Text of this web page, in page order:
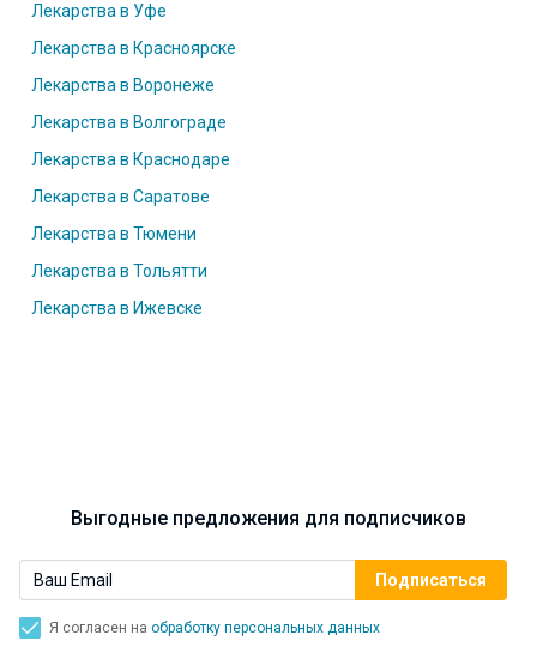
Лекарства в Уфе
Лекарства в Красноярске
Лекарства в Воронеже
Лекарства в Волгограде
Лекарства в Краснодаре
Лекарства в Саратове
Лекарства в Тюмени
Лекарства в Тольятти
Лекарства в Ижевске
Выгодные предложения для подписчиков
Я согласен на обработку персональных данных